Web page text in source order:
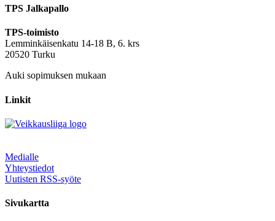
TPS Jalkapallo
TPS-toimisto
Lemminkäisenkatu 14-18 B, 6. krs
20520 Turku
Auki sopimuksen mukaan
Linkit
Medialle
Yhteystiedot
Uutisten RSS-syöte
Sivukartta